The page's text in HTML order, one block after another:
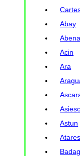
Abay
Abena
Acin
Ara
Astun
Atares